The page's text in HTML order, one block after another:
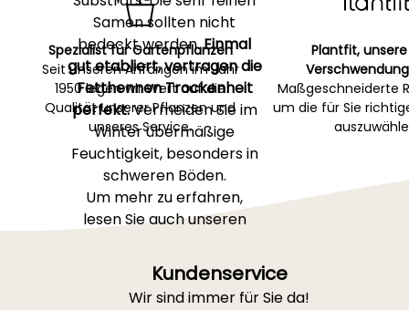
Samen sollten nicht
bedeckt werden.Einmal
gut etabliert, vertragen die
Fetthennen Trockenheit
perfekt.Vermeiden Sie im
Winter übermäßige
Feuchtigkeit, besonders in
schweren Böden.
Um mehr zu erfahren,
lesen Sie auch unseren
säen: im Freiland oder in
der Saatschale?"
Spezialist für Gartenpflanzen
Seit unseren Anfängen im Jahr
1950 legen wir Wert auf die
Qualität unserer Pflanzen und
unseres Service.
Plantfit,
Maßgeschneiderte
um die für Sie
Kundenservice
Wir sind immer für Sie da!